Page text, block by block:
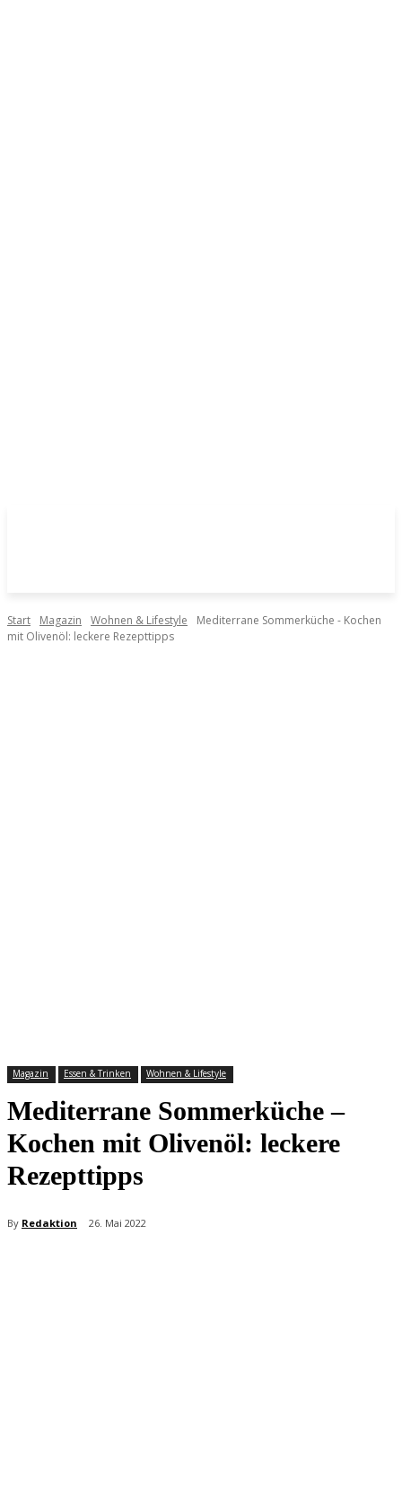
Start Magazin Wohnen & Lifestyle
Mediterrane Sommerküche - Kochen
mit Olivenöl: leckere Rezepttipps
Magazin Essen & Trinken Wohnen & Lifestyle
Mediterrane Sommerküche –
Kochen mit Olivenöl: leckere
Rezepttipps
By Redaktion 26. Mai 2022